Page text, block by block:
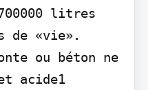
litres
de «vie».
ou béton ne
acide1